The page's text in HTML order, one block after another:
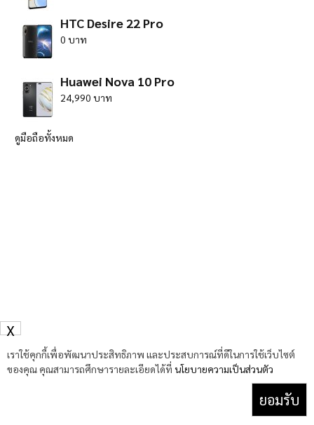
HTC Desire 22 Pro
0 บาท
Huawei Nova 10 Pro
24,990 บาท
ดูมือถือทั้งหมด
เราใช้คุกกี้เพื่อพัฒนาประสิทธิภาพ และประสบการณ์ที่ดีในการใช้เว็บไซต์
ของคุณ คุณสามารถศึกษารายละเอียดได้ที่ นโยบายความเป็นส่วนตัว
ยอมรับ
X